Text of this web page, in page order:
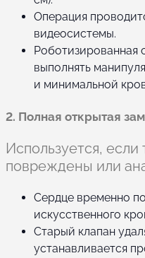
Операция
видеосистемы.
Роботизированная
выполнять
и минимальной
2. Полная открытая
Используется, если
повреждены или
Сердце временно
искусственного
Старый клапан
устанавливается